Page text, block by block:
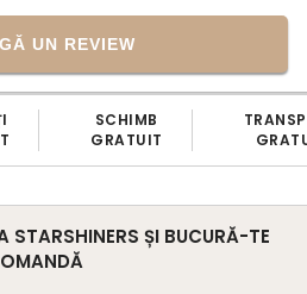
UN REVIEW
SCHIMB
GRATUIT
STARSHINERS ȘI BUCURĂ-TE